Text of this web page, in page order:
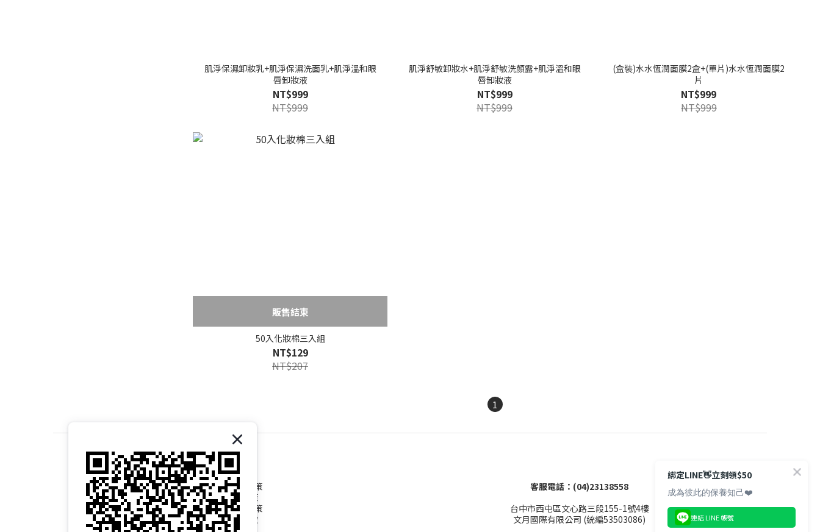
肌淨保濕卸妝乳+肌淨保濕洗面乳+肌淨溫和眼
唇卸妝液
NT$999
NT$999
肌淨舒敏卸妝水+肌淨舒敏洗顏露+肌淨溫和眼
唇卸妝液
NT$999
NT$999
(盒裝)水水恆潤面膜2盒+(單片)水水恆潤面膜2
片
NT$999
NT$999
販售結束
50入化妝棉三入組
NT$129
NT$207
1
退換貨政策
運送政策
隱私權政策
服務條款
客服電話：(04)23138558
台中市西屯區文心路三段155-1號4樓
文月國際有限公司 (統編53503086)
綁定LINE👋立刻領$50
成為彼此的保養知己❤️
連結 LINE 帳號